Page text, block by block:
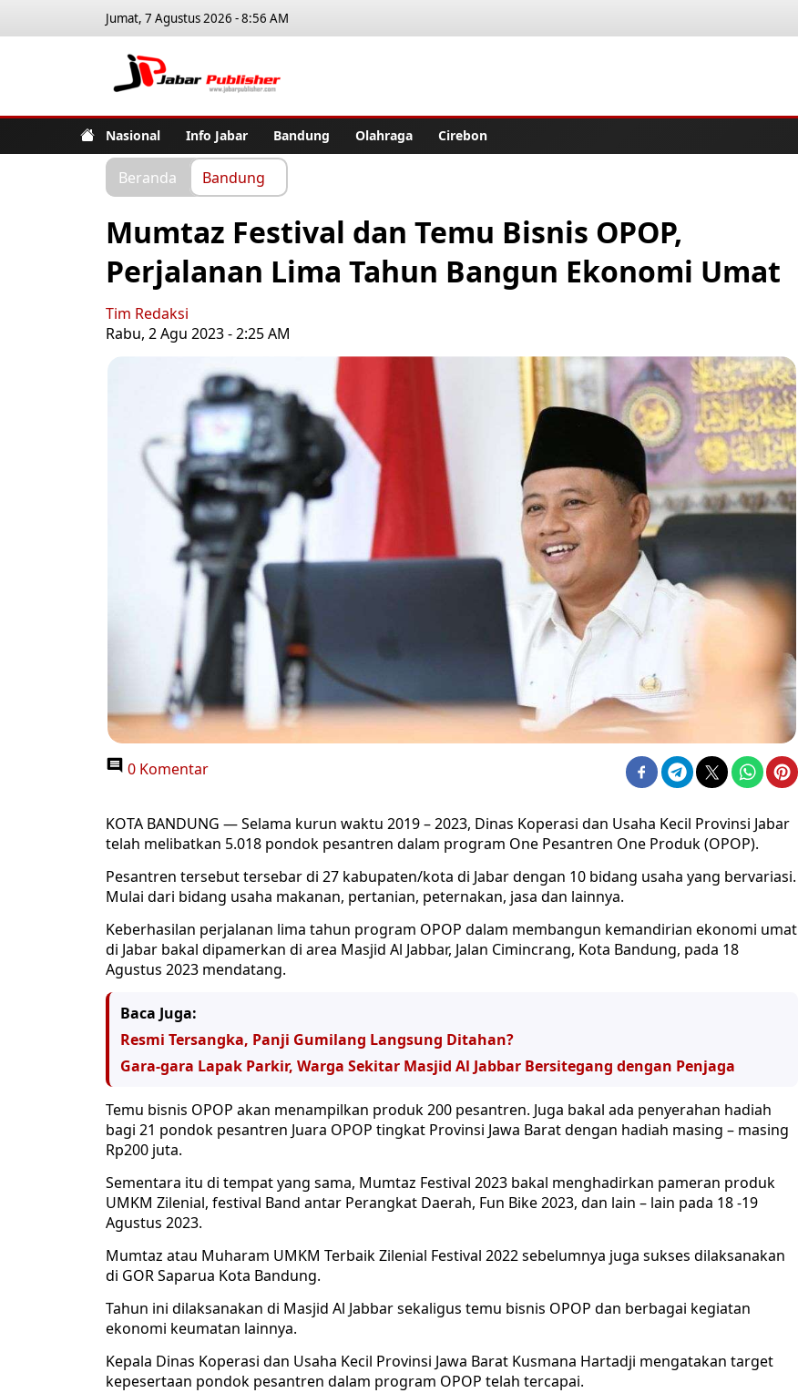
Jumat, 7 Agustus 2026 - 8:56 AM
Nasional Info Jabar Bandung Olahraga Cirebon
Beranda Bandung
Mumtaz Festival dan Temu Bisnis OPOP,
Perjalanan Lima Tahun Bangun Ekonomi Umat
Tim Redaksi
Rabu, 2 Agu 2023 - 2:25 AM
0 Komentar
KOTA BANDUNG — Selama kurun waktu 2019 – 2023, Dinas Koperasi dan Usaha Kecil Provinsi Jabar
telah melibatkan 5.018 pondok pesantren dalam program One Pesantren One Produk (OPOP).
Pesantren tersebut tersebar di 27 kabupaten/kota di Jabar dengan 10 bidang usaha yang bervariasi.
Mulai dari bidang usaha makanan, pertanian, peternakan, jasa dan lainnya.
Keberhasilan perjalanan lima tahun program OPOP dalam membangun kemandirian ekonomi umat
di Jabar bakal dipamerkan di area Masjid Al Jabbar, Jalan Cimincrang, Kota Bandung, pada 18
Agustus 2023 mendatang.
Baca Juga:
Resmi Tersangka, Panji Gumilang Langsung Ditahan?
Gara-gara Lapak Parkir, Warga Sekitar Masjid Al Jabbar Bersitegang dengan Penjaga
Temu bisnis OPOP akan menampilkan produk 200 pesantren. Juga bakal ada penyerahan hadiah
bagi 21 pondok pesantren Juara OPOP tingkat Provinsi Jawa Barat dengan hadiah masing – masing
Rp200 juta.
Sementara itu di tempat yang sama, Mumtaz Festival 2023 bakal menghadirkan pameran produk
UMKM Zilenial, festival Band antar Perangkat Daerah, Fun Bike 2023, dan lain – lain pada 18 -19
Agustus 2023.
Mumtaz atau Muharam UMKM Terbaik Zilenial Festival 2022 sebelumnya juga sukses dilaksanakan
di GOR Saparua Kota Bandung.
Tahun ini dilaksanakan di Masjid Al Jabbar sekaligus temu bisnis OPOP dan berbagai kegiatan
ekonomi keumatan lainnya.
Kepala Dinas Koperasi dan Usaha Kecil Provinsi Jawa Barat Kusmana Hartadji mengatakan target
kepesertaan pondok pesantren dalam program OPOP telah tercapai.